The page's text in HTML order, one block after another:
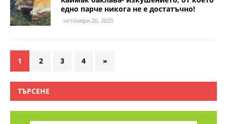
едно парче никога не е достатъчно!
октомври 26, 2020
1 2 3 4 »
ТЪРСЕНЕ